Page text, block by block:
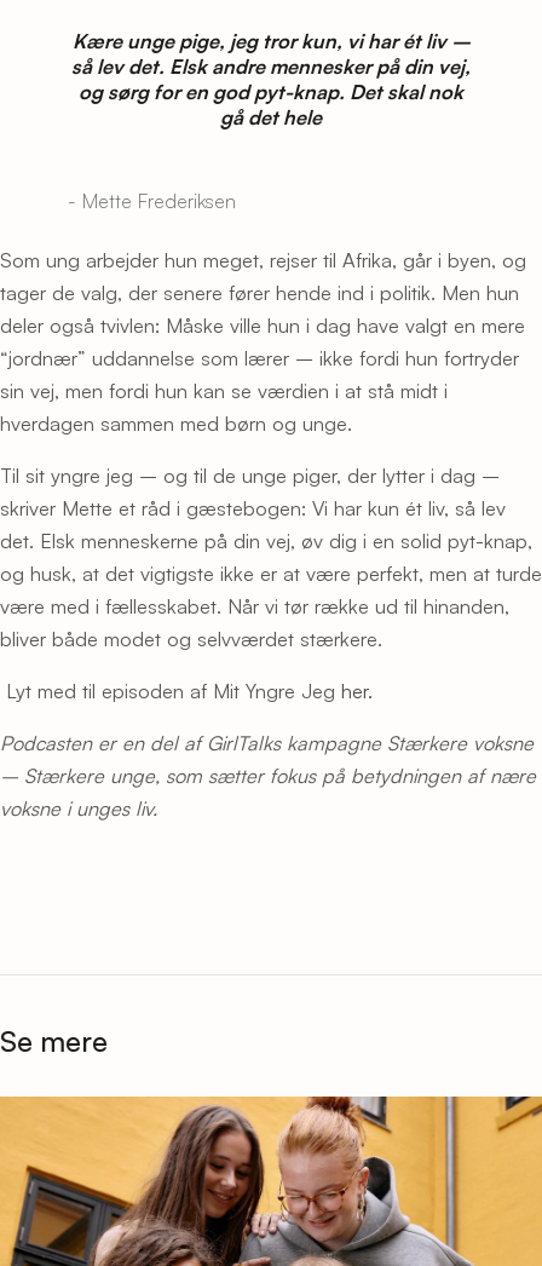
Kære unge pige, jeg tror kun, vi har ét liv –
så lev det. Elsk andre mennesker på din vej,
og sørg for en god pyt-knap. Det skal nok
gå det hele
- Mette Frederiksen
Som ung arbejder hun meget, rejser til Afrika, går i byen, og
tager de valg, der senere fører hende ind i politik. Men hun
deler også tvivlen: Måske ville hun i dag have valgt en mere
“jordnær” uddannelse som lærer – ikke fordi hun fortryder
sin vej, men fordi hun kan se værdien i at stå midt i
hverdagen sammen med børn og unge.
Til sit yngre jeg – og til de unge piger, der lytter i dag –
skriver Mette et råd i gæstebogen: Vi har kun ét liv, så lev
det. Elsk menneskerne på din vej, øv dig i en solid pyt-knap,
og husk, at det vigtigste ikke er at være perfekt, men at turde
være med i fællesskabet. Når vi tør række ud til hinanden,
bliver både modet og selvværdet stærkere.
Lyt med til episoden af Mit Yngre Jeg her.
Podcasten er en del af GirlTalks kampagne Stærkere voksne
– Stærkere unge, som sætter fokus på betydningen af nære
voksne i unges liv.
Se mere